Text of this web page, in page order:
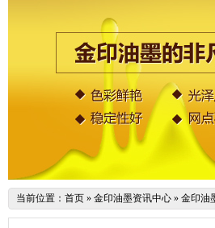
当前位置： 首页 » 金印油墨资讯中心 » 金印油